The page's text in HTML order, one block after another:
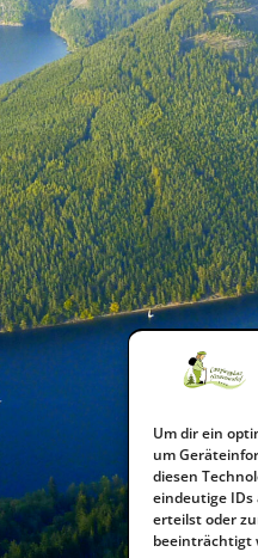
Um dir ein
um
diesen
eindeutige IDs
erteilst oder
beeinträchtigt